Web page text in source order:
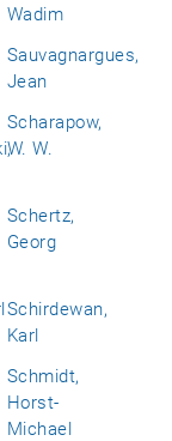
Wadim
Sauvagnargues,
Jean
Scharapow,
W. W.
Schertz,
Georg
Schirdewan,
Karl
Schmidt,
Horst-
Michael